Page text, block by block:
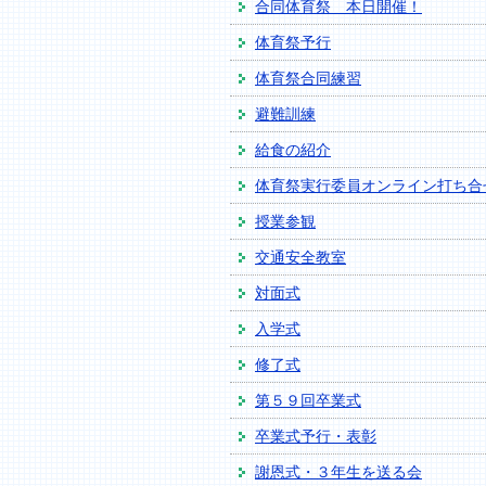
合同体育祭 本日開催！
体育祭予行
体育祭合同練習
避難訓練
給食の紹介
体育祭実行委員オンライン打ち合
授業参観
交通安全教室
対面式
入学式
修了式
第５９回卒業式
卒業式予行・表彰
謝恩式・３年生を送る会